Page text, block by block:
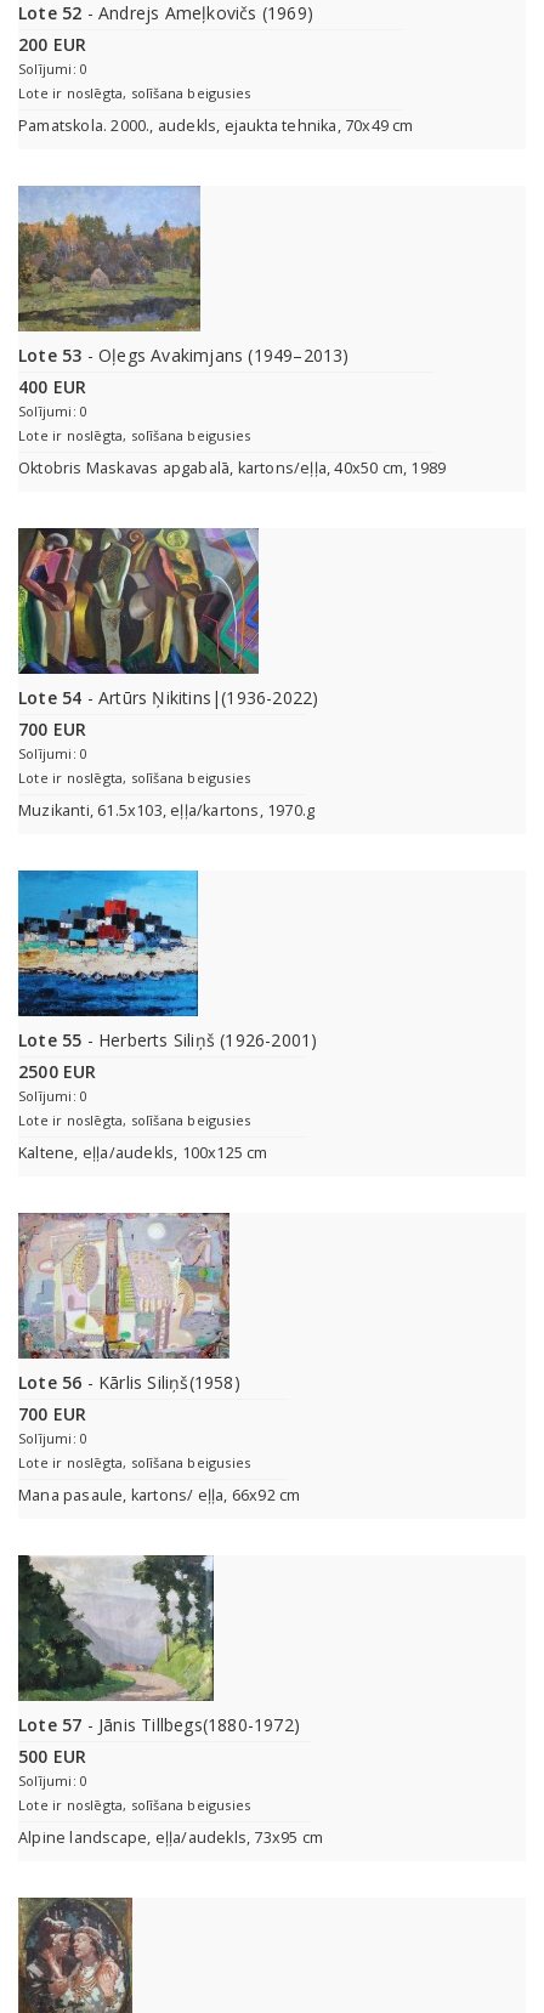
Lote 52 - Andrejs Ameļkovičs (1969)
200 EUR
Solījumi: 0
Lote ir noslēgta, solīšana beigusies
Pamatskola. 2000., audekls, ejaukta tehnika, 70x49 cm
Lote 53 - Oļegs Avakimjans (1949–2013)
400 EUR
Solījumi: 0
Lote ir noslēgta, solīšana beigusies
Oktobris Maskavas apgabalā, kartons/eļļa, 40x50 cm, 1989
Lote 54 - Artūrs Ņikitins|(1936-2022)
700 EUR
Solījumi: 0
Lote ir noslēgta, solīšana beigusies
Muzikanti, 61.5x103, eļļa/kartons, 1970.g
Lote 55 - Herberts Siliņš (1926-2001)
2500 EUR
Solījumi: 0
Lote ir noslēgta, solīšana beigusies
Kaltene, eļļa/audekls, 100x125 cm
Lote 56 - Kārlis Siliņš(1958)
700 EUR
Solījumi: 0
Lote ir noslēgta, solīšana beigusies
Mana pasaule, kartons/ eļļa, 66x92 cm
Lote 57 - Jānis Tillbegs(1880-1972)
500 EUR
Solījumi: 0
Lote ir noslēgta, solīšana beigusies
Alpine landscape, eļļa/audekls, 73x95 cm